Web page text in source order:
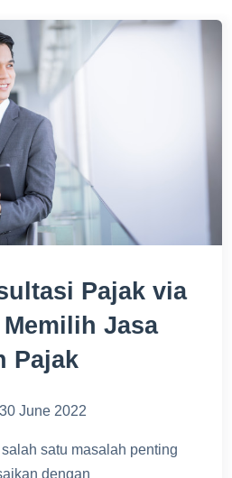
Pajak via
Jasa
Pajak
30 June 2022
satu masalah penting
dengan